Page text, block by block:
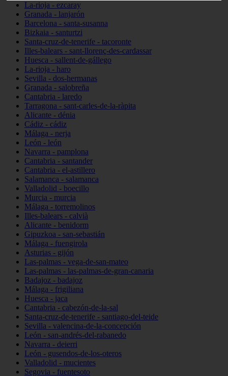
La-rioja - ezcaray
Granada - lanjarón
Barcelona - santa-susanna
Bizkaia - santurtzi
Santa-cruz-de-tenerife - tacoronte
Illes-balears - sant-llorenç-des-cardassar
Huesca - sallent-de-gállego
La-rioja - haro
Sevilla - dos-hermanas
Granada - salobreña
Cantabria - laredo
Tarragona - sant-carles-de-la-ràpita
Alicante - dénia
Cádiz - cádiz
Málaga - nerja
León - león
Navarra - pamplona
Cantabria - santander
Cantabria - el-astillero
Salamanca - salamanca
Valladolid - boecillo
Murcia - murcia
Málaga - torremolinos
Illes-balears - calvià
Alicante - benidorm
Gipuzkoa - san-sebastián
Málaga - fuengirola
Asturias - gijón
Las-palmas - vega-de-san-mateo
Las-palmas - las-palmas-de-gran-canaria
Badajoz - badajoz
Málaga - frigiliana
Huesca - jaca
Cantabria - cabezón-de-la-sal
Santa-cruz-de-tenerife - santiago-del-teide
Sevilla - valencina-de-la-concepción
León - san-andrés-del-rabanedo
Navarra - deierri
León - gusendos-de-los-oteros
Valladolid - mucientes
Segovia - fuentesoto